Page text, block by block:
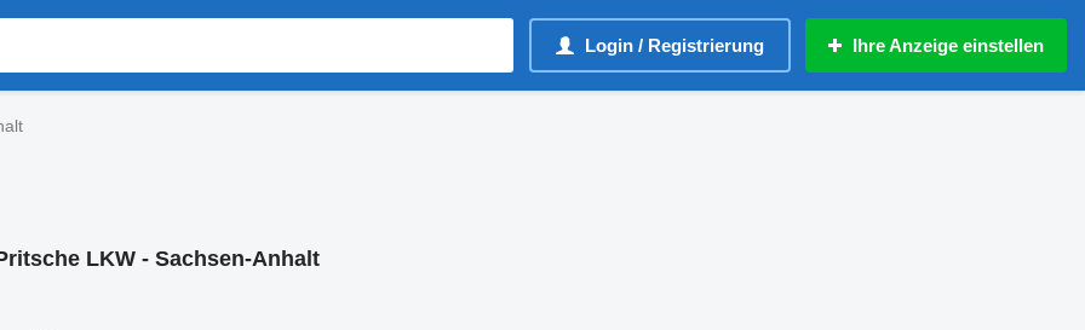
Login / Registrierung Ihre Anzeige einstellen
LKW - Sachsen-Anhalt